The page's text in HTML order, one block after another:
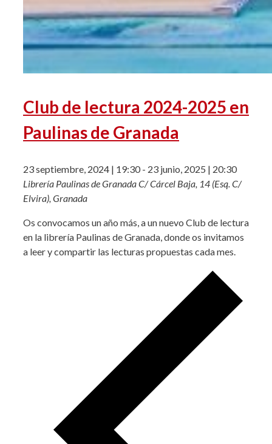
Club de lectura 2024-2025 en
Paulinas de Granada
23 septiembre, 2024 | 19:30- 23 junio, 2025 | 20:30
Librería Paulinas de GranadaC/ Cárcel Baja, 14 (Esq. C/
Elvira), Granada
Os convocamos un año más, a un nuevo Club de lectura
en la librería Paulinas de Granada, donde os invitamos
a leer y compartir las lecturas propuestas cada mes.